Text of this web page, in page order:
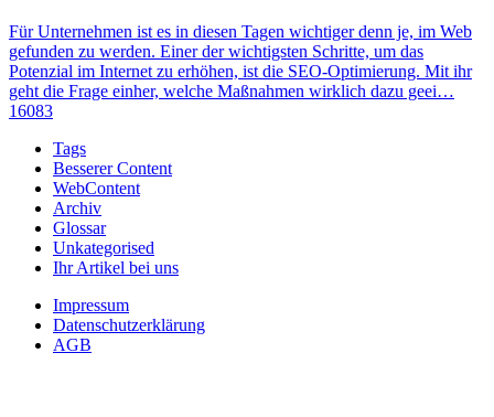
Für Unternehmen ist es in diesen Tagen wichtiger denn je, im Web
gefunden zu werden. Einer der wichtigsten Schritte, um das
Potenzial im Internet zu erhöhen, ist die SEO-Optimierung. Mit ihr
geht die Frage einher, welche Maßnahmen wirklich dazu geei…
16083
Tags
Besserer Content
WebContent
Archiv
Glossar
Unkategorised
Ihr Artikel bei uns
Impressum
Datenschutzerklärung
AGB